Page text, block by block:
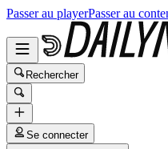
Passer au playerPasser au
Rechercher
Se connecter